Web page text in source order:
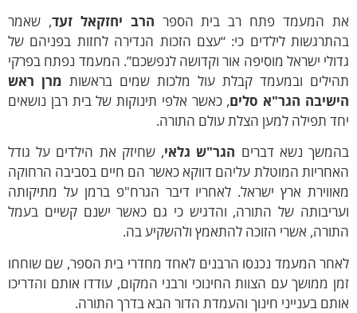
המעמד פתח רב בית הספרהרב יחזקאל זעד, שאמר
לילדים כי: “עצם הזכות הנדירה לחזות בפניהם של
ישראל מוסיפה אור וקדושה לנפשכם”. המעמד נפתח בפרקי
ובמעמד קבלת עול מלכות שמים בראשותמרן ראש
הגר"א סלים, כאשר אלפי תינוקות של בית רבן נושאים
תפילה למען הצלת עולם התורה.
נשא דבריםהגר"ש גלאי, שחיזק את הילדים על גודל
המוטלת עליהם דווקא כאשר הם חיים בסביבה הרחוקה
ארץ ישראל. לאחריו דיבר הגרח"פ ברמן על מתיקותה
של התורה, והדגיש כי גם כאשר ישנם קשיים בעמל
אשרי הזוכה להתאמץ ולהשקיע בה.
המעמד נכנסו הרבנים לאחד מחדרי בית הספר, שם שוחחו
ממושך עם הצוות החינוכי ורבני המקום, עודדו אותם והדריכו
בענייני חינוך והעמדת הדור הבא בדרך התורה.